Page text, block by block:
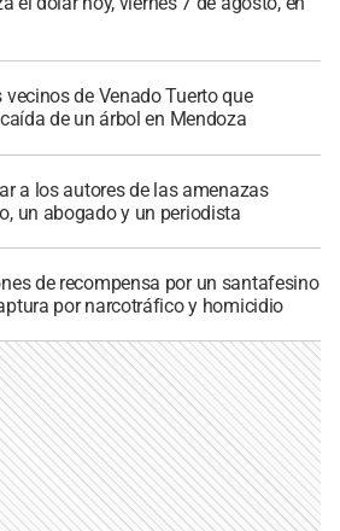
vecinos de Venado Tuerto que
de un árbol en Mendoza
a los autores de las amenazas
un abogado y un periodista
de recompensa por un santafesino
por narcotráfico y homicidio